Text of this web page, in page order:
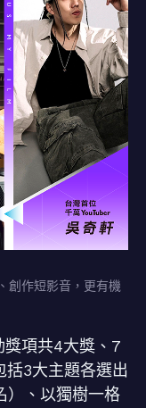
創作短影音，更有機
獎項共4大獎、7
括3大主題各選出
）、以獨樹一格